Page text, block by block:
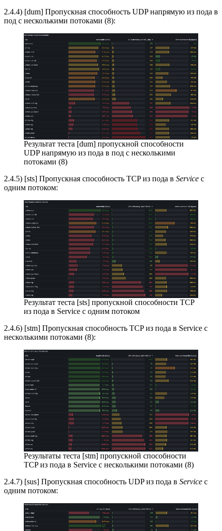
2.4.4) [dum] Пропускная способность UDP напрямую из пода в
под с несколькими потоками (8):
Результат теста [dum] пропускной способности
UDP напрямую из пода в под с несколькими
потоками (8)
2.4.5) [sts] Пропускная способность TCP из пода в Service с
одним потоком:
Результат теста [sts] пропускной способности TCP
из пода в Service с одним потоком
2.4.6) [stm] Пропускная способность TCP из пода в Service с
несколькими потоками (8):
Результаты теста [stm] пропускной способности
TCP из пода в Service с несколькими потоками (8)
2.4.7) [sus] Пропускная способность UDP из пода в Service с
одним потоком: